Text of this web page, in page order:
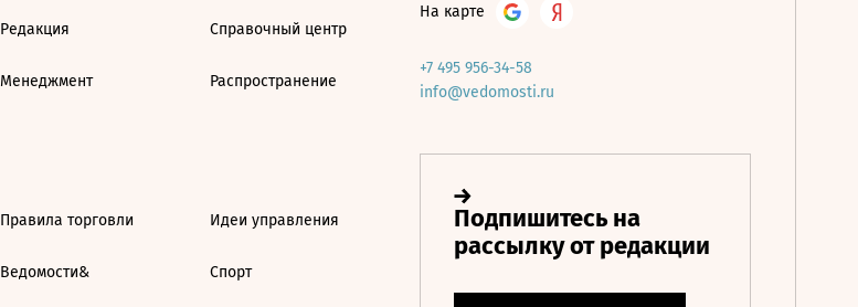
Редакция
Менеджмент
Справочный центр
Распространение
Правила торговли
Ведомости&
Идеи управления
Спорт
На карте
+7 495 956-34-58
info@vedomosti.ru